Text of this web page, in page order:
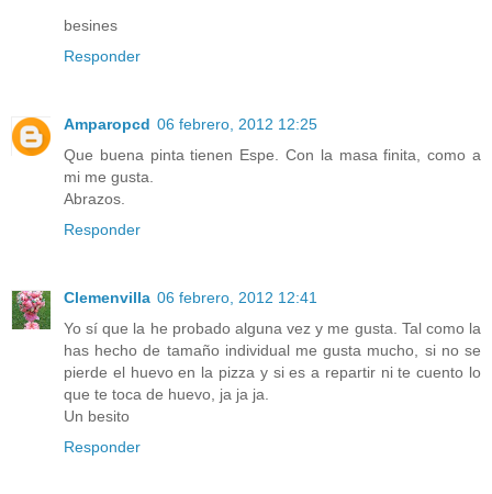
besines
Responder
Amparopcd 06 febrero, 2012 12:25
Que buena pinta tienen Espe. Con la masa finita, como a
mi me gusta.
Abrazos.
Responder
Clemenvilla 06 febrero, 2012 12:41
Yo sí que la he probado alguna vez y me gusta. Tal como la
has hecho de tamaño individual me gusta mucho, si no se
pierde el huevo en la pizza y si es a repartir ni te cuento lo
que te toca de huevo, ja ja ja.
Un besito
Responder